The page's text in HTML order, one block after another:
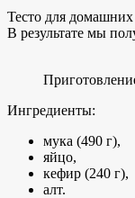
Тесто для
В результате мы
Ингредиенты:
мука (490 г),
яйцо,
кефир (240 г),
алт.